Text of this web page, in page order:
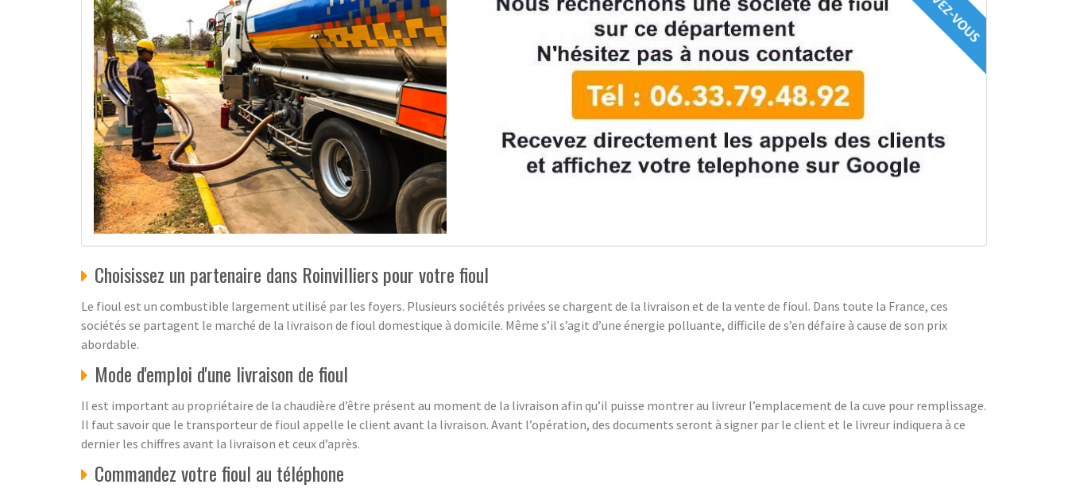
Choisissez un partenaire dans Roinvilliers pour votre fioul
Le fioul est un combustible largement utilisé par les foyers. Plusieurs sociétés privées se chargent de la livraison et de la vente de fioul. Dans toute la France, ces
sociétés se partagent le marché de la livraison de fioul domestique à domicile. Même s’il s’agit d’une énergie polluante, difficile de s’en défaire à cause de son prix
abordable.
Mode d'emploi d'une livraison de fioul
Il est important au propriétaire de la chaudière d’être présent au moment de la livraison afin qu’il puisse montrer au livreur l’emplacement de la cuve pour remplissage.
Il faut savoir que le transporteur de fioul appelle le client avant la livraison. Avant l’opération, des documents seront à signer par le client et le livreur indiquera à ce
dernier les chiffres avant la livraison et ceux d’après.
Commandez votre fioul au téléphone